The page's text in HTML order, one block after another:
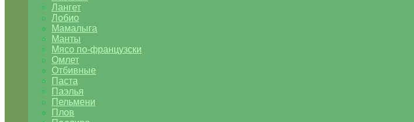
Лангет
Лобио
Мамалыга
Манты
Мясо по-французски
Омлет
Отбивные
Паста
Паэлья
Пельмени
Плов